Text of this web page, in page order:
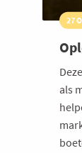
27
als